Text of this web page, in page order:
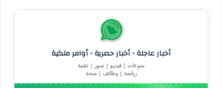
أخبار عاجلة - أخبار حصرية - أوامر ملكية
منوعات | فيديو | صور | تقنية
رياضة | وظائف | صحة